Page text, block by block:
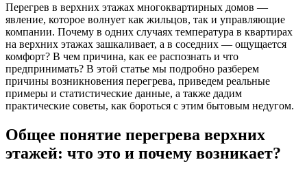
Перегрев в верхних этажах многоквартирных домов —
явление, которое волнует как жильцов, так и управляющие
компании. Почему в одних случаях температура в квартирах
на верхних этажах зашкаливает, а в соседних — ощущается
комфорт? В чем причина, как ее распознать и что
предпринимать? В этой статье мы подробно разберем
причины возникновения перегрева, приведем реальные
примеры и статистические данные, а также дадим
практические советы, как бороться с этим бытовым недугом.
Общее понятие перегрева верхних
этажей: что это и почему возникает?